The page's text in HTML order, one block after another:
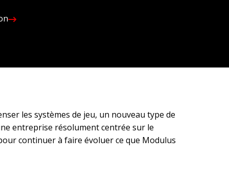
les systèmes de jeu, un nouveau type de
entreprise résolument centrée sur le
continuer à faire évoluer ce que Modulus